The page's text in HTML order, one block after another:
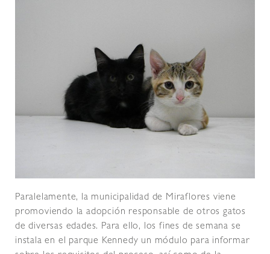
Paralelamente, la municipalidad de Miraflores viene
promoviendo la adopción responsable de otros gatos
de diversas edades. Para ello, los fines de semana se
instala en el parque Kennedy un módulo para informar